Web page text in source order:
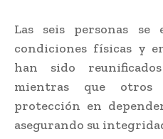
Las seis personas se
condiciones físicas y
han sido
mientras que
protección en
asegurando su